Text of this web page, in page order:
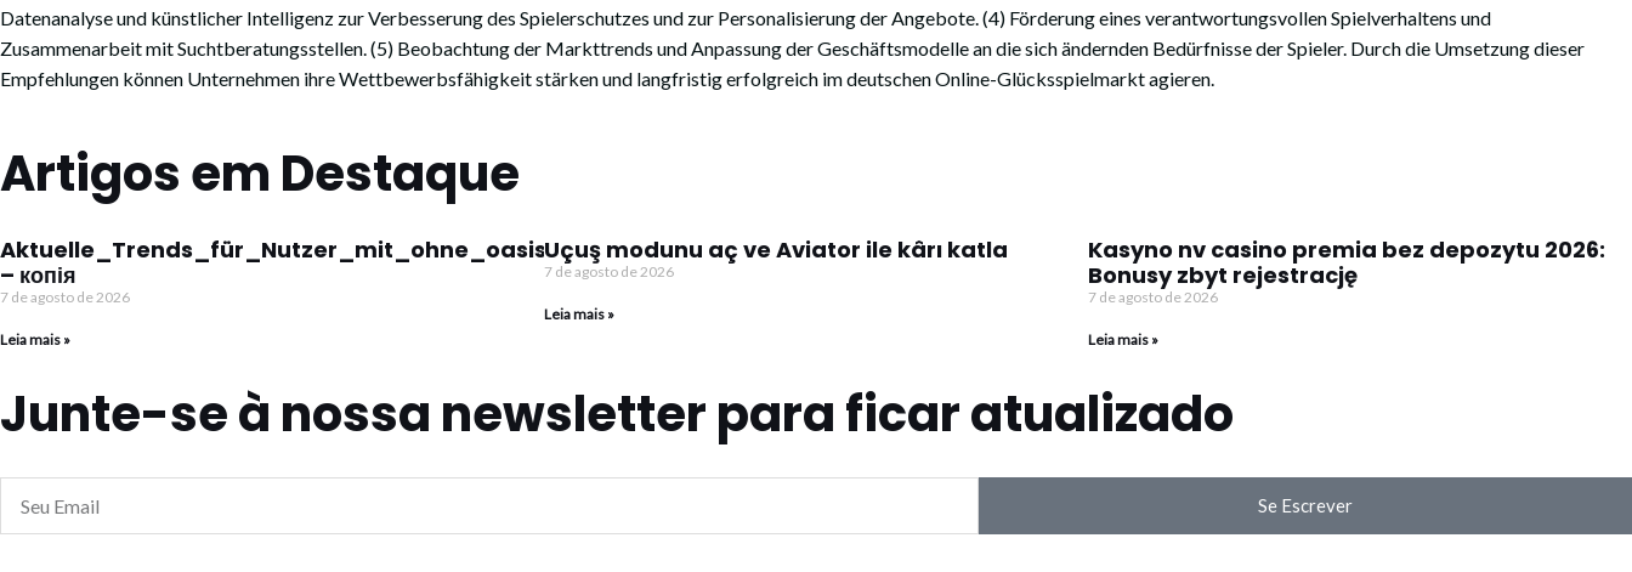
Datenanalyse und künstlicher Intelligenz zur Verbesserung des Spielerschutzes und zur Personalisierung der Angebote. (4) Förderung eines verantwortungsvollen Spielverhaltens und
Zusammenarbeit mit Suchtberatungsstellen. (5) Beobachtung der Markttrends und Anpassung der Geschäftsmodelle an die sich ändernden Bedürfnisse der Spieler. Durch die Umsetzung dieser
Empfehlungen können Unternehmen ihre Wettbewerbsfähigkeit stärken und langfristig erfolgreich im deutschen Online-Glücksspielmarkt agieren.
Artigos em Destaque
Aktuelle_Trends_für_Nutzer_mit_ohne_oasis_casino_und_faireren_Bonusbedingungen
– копія
7 de agosto de 2026
Leia mais »
Uçuş modunu aç ve Aviator ile kârı katla
7 de agosto de 2026
Leia mais »
Kasyno nv casino premia bez depozytu 2026:
Bonusy zbyt rejestrację
7 de agosto de 2026
Leia mais »
Junte-se à nossa newsletter para ficar atualizado
Email
Se Escrever